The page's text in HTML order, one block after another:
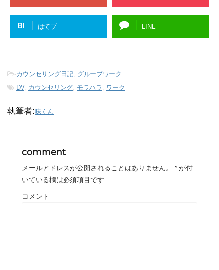
B! はてブ LINE
-カウンセリング日記, グループワーク
-DV, カウンセリング, モラハラ , ワーク
執筆者:味くん
comment
メールアドレスが公開されることはありません。 * が付
いている欄は必須項目です
コメント